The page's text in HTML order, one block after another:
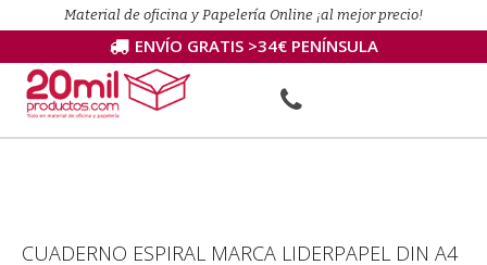
Material de oficina y Papelería Online ¡al mejor precio!
ENVÍO GRATIS >34€ PENÍNSULA
CUADERNO ESPIRAL MARCA LIDERPAPEL DIN A4